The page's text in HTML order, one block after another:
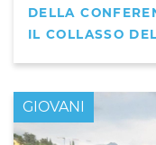
DELLA
IL COLLASSO
GIOVANI